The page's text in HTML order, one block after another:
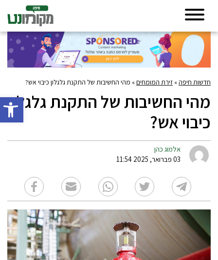
פתח
חדשות חיפה» זירת המומחים» מהי החשיבות של התקנת גלגלון כיבוי אש?
מהי החשיבות של התקנת גלגלון
כיבוי אש?
אלמוג כהן
03 פברואר, 2025 11:54